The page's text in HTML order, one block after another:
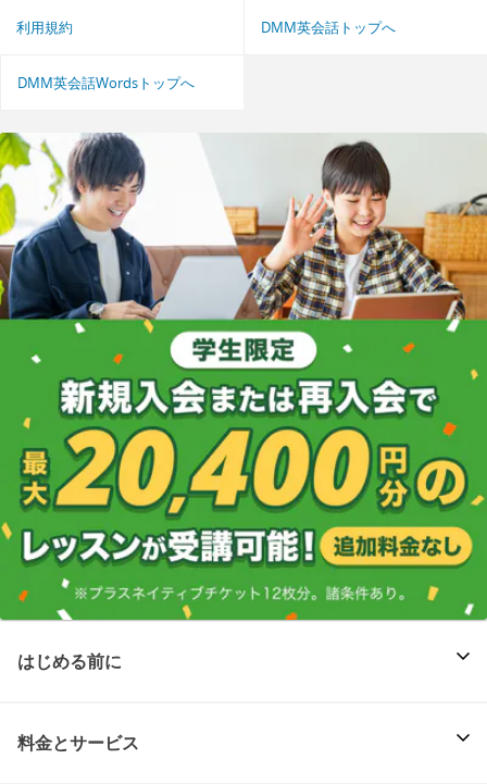
利用規約 DMM英会話トップへ
DMM英会話Wordsトップへ
はじめる前に
料金とサービス